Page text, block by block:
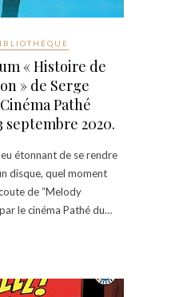
« Histoire de
» de Serge
Pathé
septembre 2020.
étonnant de se rendre
disque, quel moment
de “Melody
le cinéma Pathé du…